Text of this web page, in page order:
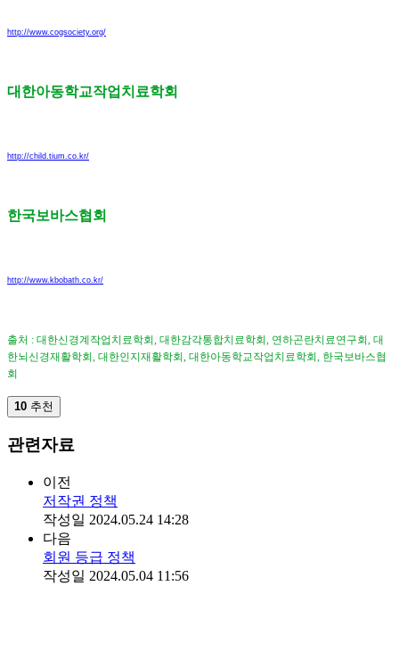
http://www.cogsociety.org/
대한아동학교작업치료학회
http://child.tium.co.kr/
한국보바스협회
http://www.kbobath.co.kr/
출처 : 대한신경계작업치료학회, 대한감각통합치료학회, 연하곤란치료연구회, 대
한뇌신경재활학회, 대한인지재활학회, 대한아동학교작업치료학회, 한국보바스협
회
10 추천
관련자료
이전
저작권 정책
작성일 2024.05.24 14:28
다음
회원 등급 정책
작성일 2024.05.04 11:56